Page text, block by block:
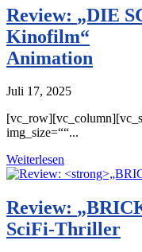
Review: „DIE
Kinofilm“
Animation
Juli 17, 2025
img_size=““...
Weiterlesen
Review:
SciFi-Thriller